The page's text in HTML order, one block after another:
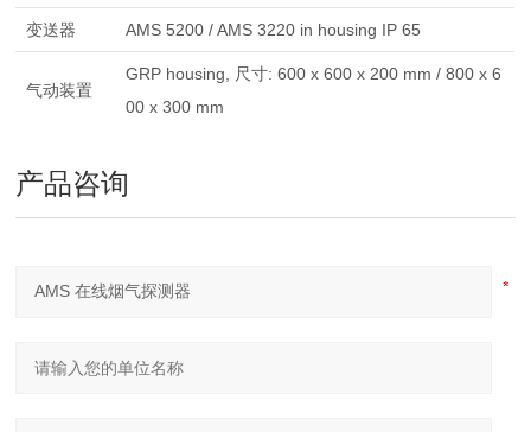
变送器 AMS 5200 / AMS 3220 in housing IP 65
气动装置
GRP housing, 尺寸: 600 x 600 x 200 mm / 800 x 6
00 x 300 mm
产品咨询